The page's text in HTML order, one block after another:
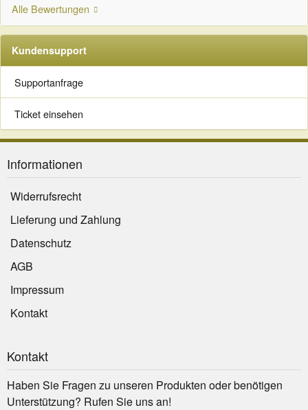
Alle Bewertungen
Kundensupport
Supportanfrage
Ticket einsehen
Informationen
Widerrufsrecht
Lieferung und Zahlung
Datenschutz
AGB
Impressum
Kontakt
Kontakt
Haben Sie Fragen zu unseren Produkten oder benötigen
Unterstützung? Rufen Sie uns an!